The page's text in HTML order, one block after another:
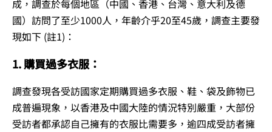
成，調查於每個地區（中國、香港、台灣、意大利及德
國）訪問了至少1000人，年齡介乎20至45歲，調查主要發
現如下 (註1)：
1. 購買過多衣服：
調查發現各受訪國家定期購買過多衣服、鞋、袋及飾物已
成普遍現象，以香港及中國大陸的情況特別嚴重，大部份
受訪者都承認自己擁有的衣服比需要多，逾四成受訪者擁